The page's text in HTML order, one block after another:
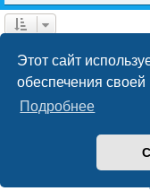
Этот сайт
обеспечения своей
Подробнее
Создано на